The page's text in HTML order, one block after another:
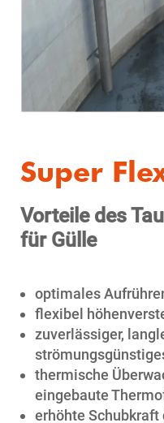
Super
Vorteile des
für Gülle
optimales
flexibel
zuverlässiger,
thermische
eingebaute
erhöhte